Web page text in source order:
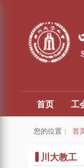
首页 工
您的位置： 首
川大教工